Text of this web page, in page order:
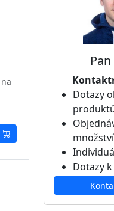
Dotazy
Dotazy